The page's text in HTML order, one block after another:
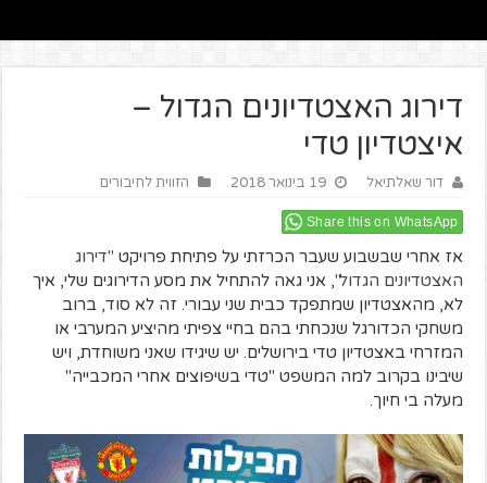
דירוג האצטדיונים הגדול –
איצטדיון טדי
דור שאלתיאל 19 בינואר 2018 הזווית לחיבורים
Share this on WhatsApp
אז אחרי שבשבוע שעבר הכרזתי על פתיחת פרויקט "דירוג
האצטדיונים הגדול", אני גאה להתחיל את מסע הדירוגים שלי, איך
לא, מהאצטדיון שמתפקד כבית שני עבורי. זה לא סוד, ברוב
משחקי הכדורגל שנכחתי בהם בחיי צפיתי מהיציע המערבי או
המזרחי באצטדיון טדי בירושלים. יש שיגידו שאני משוחדת, ויש
שיבינו בקרוב למה המשפט "טדי בשיפוצים אחרי המכבייה"
מעלה בי חיוך.